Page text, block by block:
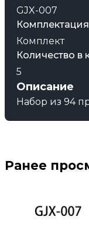
GJX-007
Комплект
Количество в
5
Описание
Набор из 94
Ранее